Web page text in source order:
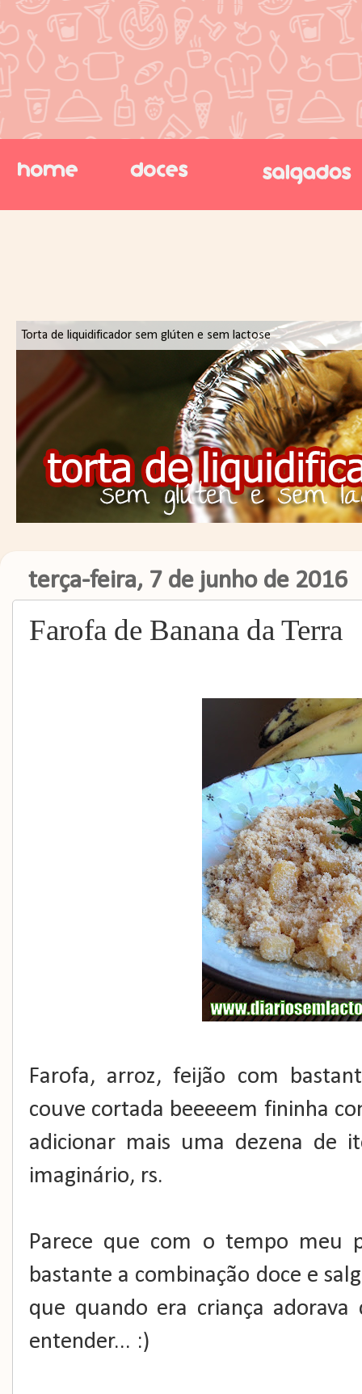
Torta de liquidificador sem glúten e sem lactose
terça-feira, 7 de junho de 2016
Farofa de Banana da Terra
Farofa, arroz, feijão com
couve cortada beeeeem fininha
adicionar mais uma dezena de
imaginário, rs.
Parece que com o tempo meu
bastante a combinação doce e
que quando era criança
entender... :)